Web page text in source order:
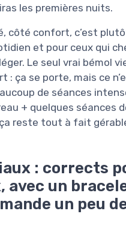
les premières nuits.
côté confort, c’est
et pour ceux qui
Le seul vrai bémol
: ça se porte, mais ce
de séances
+ quelques séances
reste tout à fait
: corrects
avec un
un peu